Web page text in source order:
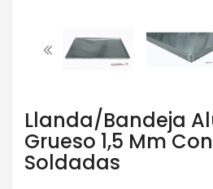
Llanda/bandeja
Grueso 1,5 Mm
Soldadas